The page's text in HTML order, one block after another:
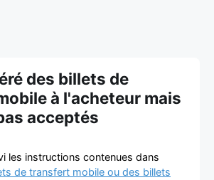
de vente de
billets
des billets de
à l'acheteur mais
acceptés
les instructions contenues dans
de transfert mobile ou des billets